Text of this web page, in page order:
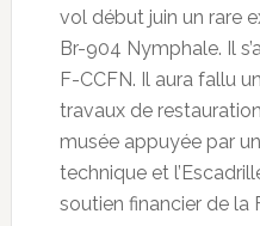
vol début juin un rare
Br-904 Nymphale. Il
F-CCFN. Il aura fallu
travaux de
musée appuyée par
technique et
soutien financier de la